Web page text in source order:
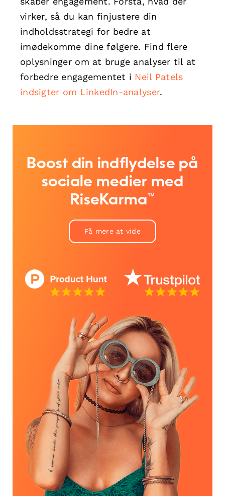
virker, så du kan finjustere din
indholdsstrategi for bedre at
imødekomme dine følgere. Find flere
oplysninger om at bruge analyser til at
forbedre engagementet i Neil Patels
indsigter om LinkedIn-analyser.
Boost din indflydelse på
sociale medier med
RiseKarma™
Få mere at vide